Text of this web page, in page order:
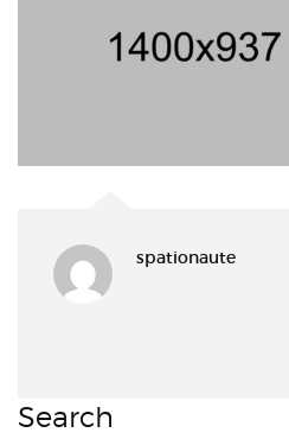
spationaute
Search